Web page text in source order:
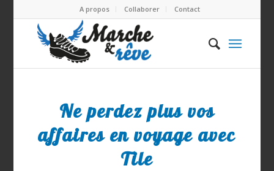
A propos Collaborer Contact
Ne perdez plus vos
affaires en voyage avec
Tile